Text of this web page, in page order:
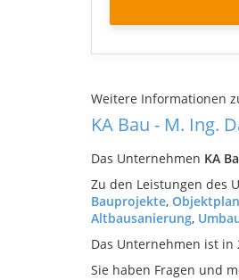
Weitere Informationen
KA Bau - M. Ing.
Das Unternehmen KA
Zu den Leistungen des
Bauprojekte,
Altbausanierung,
Das Unternehmen ist in
Sie haben Fragen und